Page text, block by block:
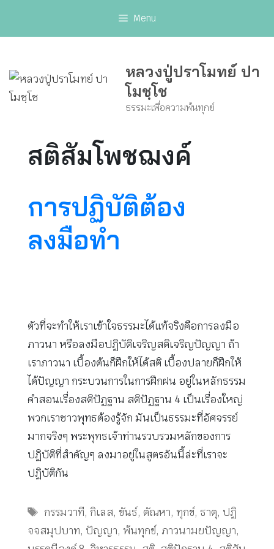
Menu
หลวงปู่ปราโมทย์ ปา
โมชฺโช
ธรรมะเพื่อความพ้นทุกข์
สติสัมโพชฌงค์
การปฏิบัติต้อง
ลงมือทำ
ตัวที่จะทำให้เราเข้าใจธรรมะได้แท้จริงคือการลงมือ
ภาวนา หรือลงมือปฏิบัติเจริญสติเจริญปัญญา ถ้า
เราภาวนา เบื้องต้นก็ฝึกให้ได้สติ เบื้องปลายก็ฝึกให้
ได้ปัญญา กระบวนการในการฝึกฝน อยู่ในหลักธรรม
คำสอนเรื่องสติปัฏฐาน สติปัฏฐาน 4 เป็นเรื่องใหญ่
พวกเราชาวพุทธต้องรู้จัก มันเป็นธรรมะที่อัศจรรย์
มากจริงๆ พระพุทธเจ้าท่านรวบรวมหลักของการ
ปฏิบัติที่สำคัญๆ ลงมาอยู่ในสูตรอันนี้ล่ะที่เราจะ
ปฏิบัติกัน
Tags
กรรมวาที, กิเลส, ขันธ์, ตัณหา, ทุกข์, ธาตุ, ปฏิ
จจสมุปบาท, ปัญญา, พ้นทุกข์, ภาวนามยปัญญา,